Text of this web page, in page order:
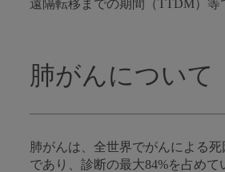
遠隔転移までの期間（TTDM）等
肺がんについて
肺がんは、全世界でがんによる
であり、診断の最大84%を占め